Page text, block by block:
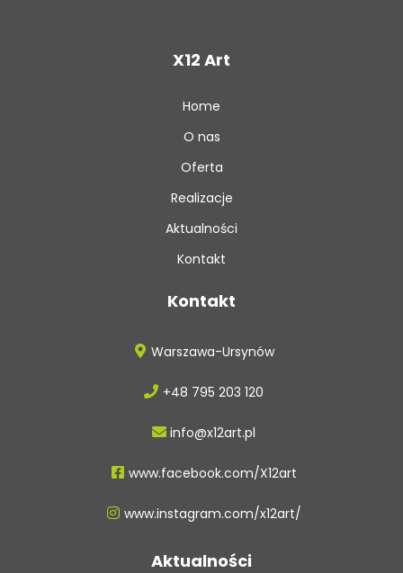
X12 Art
Home
O nas
Oferta
Realizacje
Aktualności
Kontakt
Kontakt
Warszawa-Ursynów
+48 795 203 120
info@x12art.pl
www.facebook.com/X12art
www.instagram.com/x12art/
Aktualności